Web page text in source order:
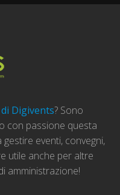
Digivents? Sono
con passione questa
eventi, convegni,
utile anche per altre
amministrazione!